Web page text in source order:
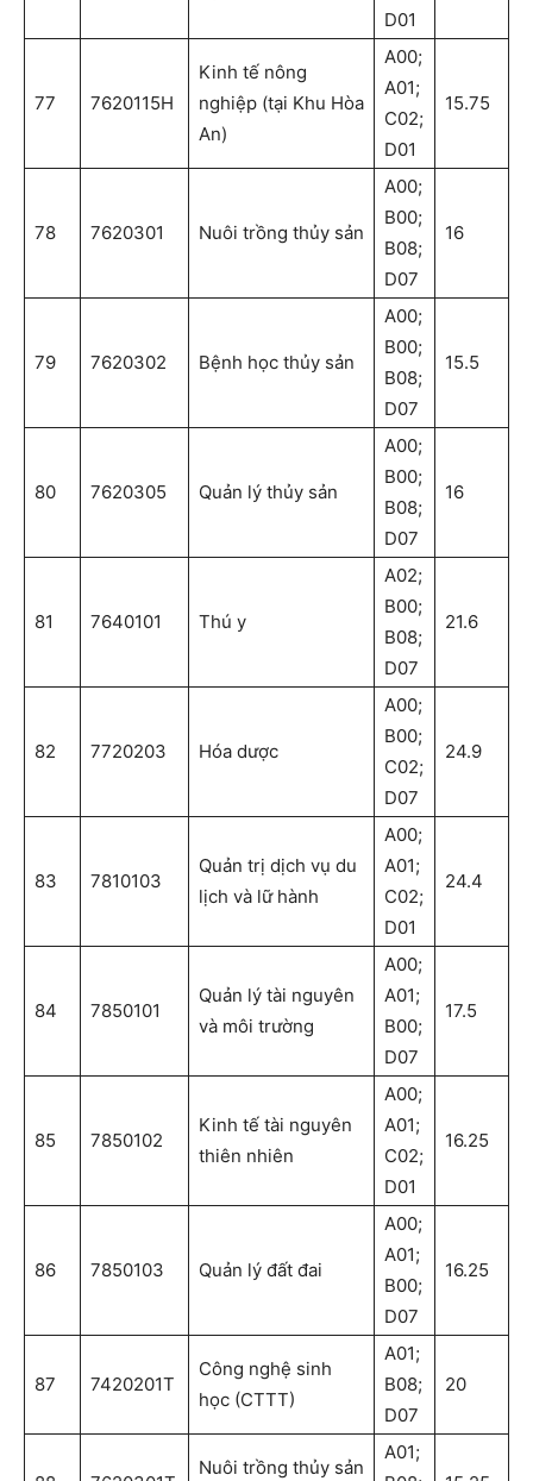
D01
77 7620115H
Kinh tế nông
nghiệp (tại Khu Hòa
An)
A00;
A01;
C02;
D01
15.75
78 7620301 Nuôi trồng thủy sản
A00;
B00;
B08;
D07
16
79 7620302 Bệnh học thủy sản
A00;
B00;
B08;
D07
15.5
80 7620305 Quản lý thủy sản
A00;
B00;
B08;
D07
16
81 7640101 Thú y
A02;
B00;
B08;
D07
21.6
82 7720203 Hóa dược
A00;
B00;
C02;
D07
24.9
83 7810103
Quản trị dịch vụ du
lịch và lữ hành
A00;
A01;
C02;
D01
24.4
84 7850101
Quản lý tài nguyên
và môi trường
A00;
A01;
B00;
D07
17.5
85 7850102
Kinh tế tài nguyên
thiên nhiên
A00;
A01;
C02;
D01
16.25
86 7850103 Quản lý đất đai
A00;
A01;
B00;
D07
16.25
87 7420201T
Công nghệ sinh
học (CTTT)
A01;
B08;
D07
20
Nuôi trồng thủy sản
A01;